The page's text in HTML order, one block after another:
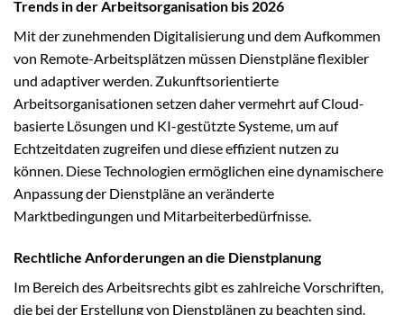
Trends in der Arbeitsorganisation bis 2026
Mit der zunehmenden Digitalisierung und dem Aufkommen
von Remote-Arbeitsplätzen müssen Dienstpläne flexibler
und adaptiver werden. Zukunftsorientierte
Arbeitsorganisationen setzen daher vermehrt auf Cloud-
basierte Lösungen und KI-gestützte Systeme, um auf
Echtzeitdaten zugreifen und diese effizient nutzen zu
können. Diese Technologien ermöglichen eine dynamischere
Anpassung der Dienstpläne an veränderte
Marktbedingungen und Mitarbeiterbedürfnisse.
Rechtliche Anforderungen an die Dienstplanung
Im Bereich des Arbeitsrechts gibt es zahlreiche Vorschriften,
die bei der Erstellung von Dienstplänen zu beachten sind.